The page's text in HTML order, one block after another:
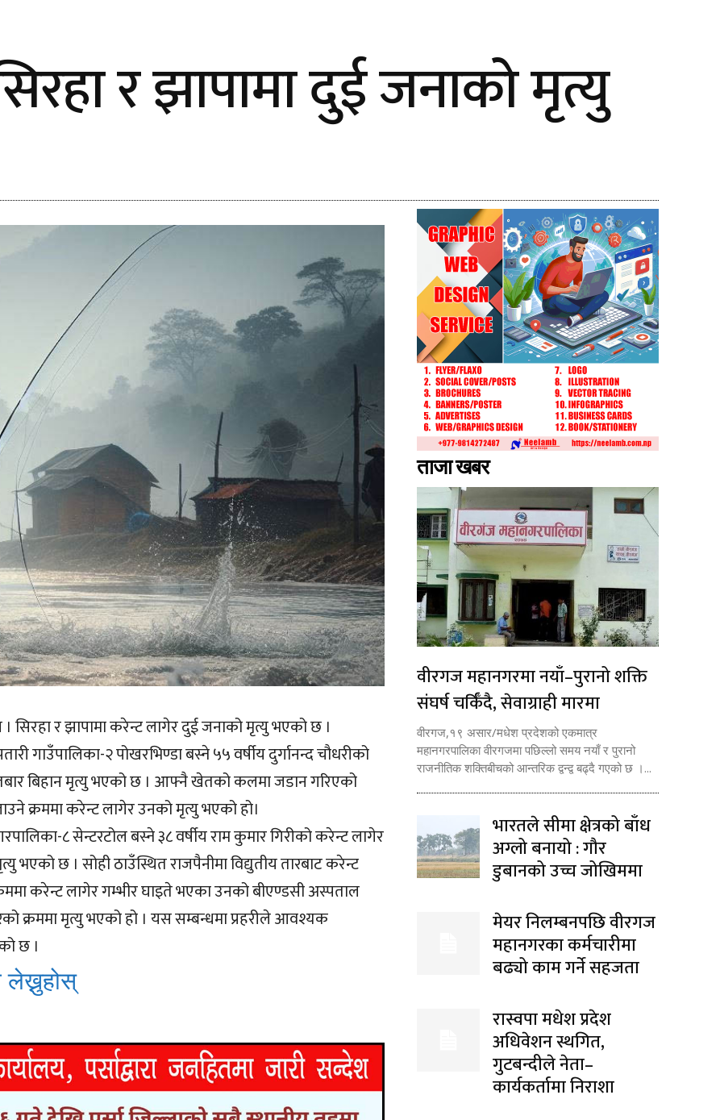
र झापामा दुई जनाको मृत्यु
सिरहा र झापामा करेन्ट लागेर दुई जनाको मृत्यु भएको छ ।
गाउँपालिका-२ पोखरभिण्डा बस्ने ५५ वर्षीय दुर्गानन्द चौधरीको
बिहान मृत्यु भएको छ । आफ्नै खेतको कलमा जडान गरिएको
क्रममा करेन्ट लागेर उनको मृत्यु भएको हो।
८ सेन्टरटोल बस्ने ३८ वर्षीय राम कुमार गिरीको करेन्ट लागेर
भएको छ । सोही ठाउँस्थित राजपैनीमा विद्युतीय तारबाट करेन्ट
करेन्ट लागेर गम्भीर घाइते भएका उनको बीएण्डसी अस्पताल
क्रममा मृत्यु भएको हो । यस सम्बन्धमा प्रहरीले आवश्यक
छ ।
लेख्नुहोस्
ताजा खबर
वीरगज महानगरमा नयाँ–पुरानो शक्ति
संघर्ष चर्किँदै, सेवाग्राही मारमा
वीरगज,१९ असार/मधेश प्रदेशको एकमात्र
महानगरपालिका वीरगजमा पछिल्लो समय नयाँ र पुरानो
राजनीतिक शक्तिबीचको आन्तरिक द्वन्द्व बढ्दै गएको छ ।...
भारतले सीमा क्षेत्रको बाँध
अग्लो बनायो : गौर
डुबानको उच्च जोखिममा
मेयर निलम्बनपछि वीरगज
महानगरका कर्मचारीमा
बढ्यो काम गर्ने सहजता
रास्वपा मधेश प्रदेश
अधिवेशन स्थगित,
गुटबन्दीले नेता–
कार्यकर्तामा निराशा